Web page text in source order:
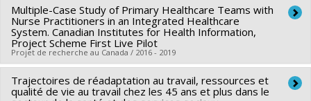
Canada
Grant programs:PVX88932-(PASS) Partenariats pour
l'amélioration des services de santé
Lead researcher : Carl Ardy Dubois
Co-researchers : Denise Bélanger,Jean-Pierre Bonin
Côté,Suzy Ngomo, Anne-Marie Laflamme
Bentein,Frédéric Gilbert,Alex Battaglini
Funding sources:CRSH/Conseil de recherches en sciences
humaines du Canada , IRSC/Instituts de recherche en santé
Multiple-Case Study of Primary Healthcare Teams with
Nurse Practitioners in an Integrated Healthcare
System. Canadian Institutes for Health Information,
Project Scheme First Live Pilot
Projet de recherche au Canada / 2016 - 2019
Lead researcher : Kelley Kilpatrick
Trajectoires de réadaptation au travail, ressources et
qualité de vie au travail chez les 45 ans et plus dans le